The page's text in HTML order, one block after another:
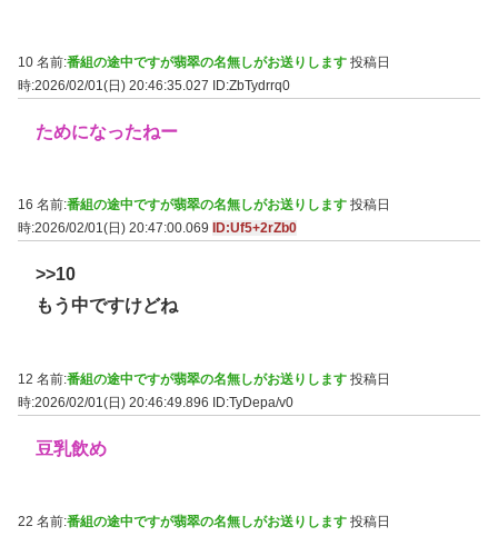
10 名前:番組の途中ですが翡翠の名無しがお送りします 投稿日
時:2026/02/01(日) 20:46:35.027 ID:ZbTydrrq0
ためになったねー
16 名前:番組の途中ですが翡翠の名無しがお送りします 投稿日
時:2026/02/01(日) 20:47:00.069
ID:Uf5+2rZb0
>>10
もう中ですけどね
12 名前:番組の途中ですが翡翠の名無しがお送りします 投稿日
時:2026/02/01(日) 20:46:49.896 ID:TyDepa/v0
豆乳飲め
22 名前:番組の途中ですが翡翠の名無しがお送りします 投稿日